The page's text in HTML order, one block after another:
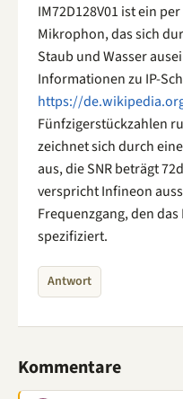
IM72D128V01 ist ein
Mikrophon, das sich
Staub und Wasser
Informationen zu IP-
https://
Fünfzigerstückzahlen
zeichnet sich durch
aus, die SNR beträgt
verspricht Infineon
Frequenzgang, den
spezifiziert.
Antwort
Kommentare